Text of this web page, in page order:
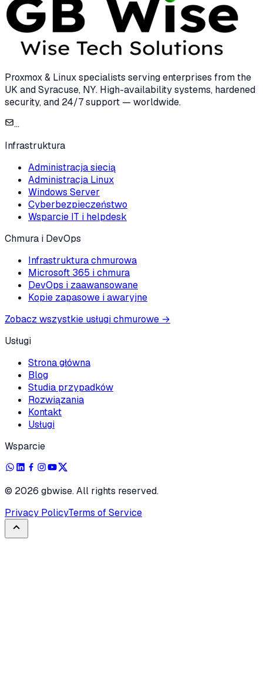
Proxmox & Linux specialists serving enterprises from the
UK and Syracuse, NY. High-availability systems, hardened
security, and 24/7 support — worldwide.
...
Infrastruktura
Administracja siecią
Administracja Linux
Windows Server
Cyberbezpieczeństwo
Wsparcie IT i helpdesk
Chmura i DevOps
Infrastruktura chmurowa
Microsoft 365 i chmura
DevOps i zaawansowane
Kopie zapasowe i awaryjne
Zobacz wszystkie usługi chmurowe →
Usługi
Strona główna
Blog
Studia przypadków
Rozwiązania
Kontakt
Usługi
Wsparcie
© 2026 gbwise. All rights reserved.
Privacy PolicyTerms of Service